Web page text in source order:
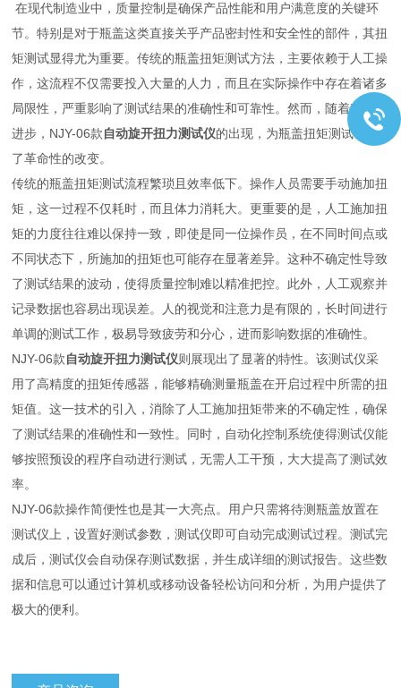
在现代制造业中，质量控制是确保产品性能和用户满意度的关键环
节。特别是对于瓶盖这类直接关乎产品密封性和安全性的部件，其扭
矩测试显得尤为重要。传统的瓶盖扭矩测试方法，主要依赖于人工操
作，这流程不仅需要投入大量的人力，而且在实际操作中存在着诸多
局限性，严重影响了测试结果的准确性和可靠性。然而，随着科技的
进步，NJY-06款自动旋开扭力测试仪的出现，为瓶盖扭矩测试带来
了革命性的改变。
传统的瓶盖扭矩测试流程繁琐且效率低下。操作人员需要手动施加扭
矩，这一过程不仅耗时，而且体力消耗大。更重要的是，人工施加扭
矩的力度往往难以保持一致，即使是同一位操作员，在不同时间点或
不同状态下，所施加的扭矩也可能存在显著差异。这种不确定性导致
了测试结果的波动，使得质量控制难以精准把控。此外，人工观察并
记录数据也容易出现误差。人的视觉和注意力是有限的，长时间进行
单调的测试工作，极易导致疲劳和分心，进而影响数据的准确性。
NJY-06款自动旋开扭力测试仪则展现出了显著的特性。该测试仪采
用了高精度的扭矩传感器，能够精确测量瓶盖在开启过程中所需的扭
矩值。这一技术的引入，消除了人工施加扭矩带来的不确定性，确保
了测试结果的准确性和一致性。同时，自动化控制系统使得测试仪能
够按照预设的程序自动进行测试，无需人工干预，大大提高了测试效
率。
NJY-06款操作简便性也是其一大亮点。用户只需将待测瓶盖放置在
测试仪上，设置好测试参数，测试仪即可自动完成测试过程。测试完
成后，测试仪会自动保存测试数据，并生成详细的测试报告。这些数
据和信息可以通过计算机或移动设备轻松访问和分析，为用户提供了
极大的便利。